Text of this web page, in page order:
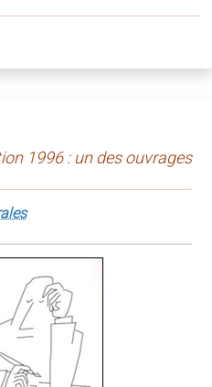
1996 : un des ouvrages